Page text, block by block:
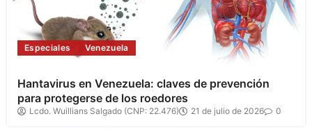
Especiales Venezuela
Hantavirus en Venezuela: claves de prevención
para protegerse de los roedores
Lcdo. Wuillians Salgado (CNP: 22.476) 21 de julio de 2026 0